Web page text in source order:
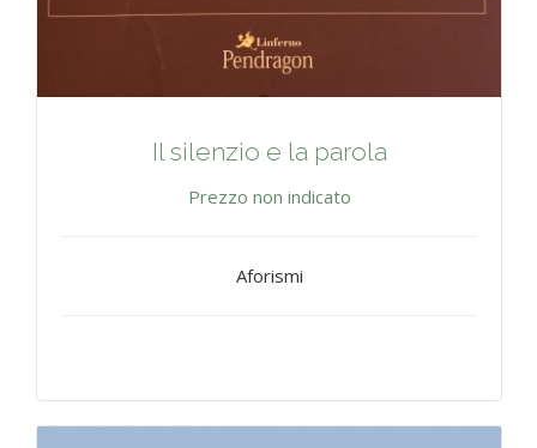
Il silenzio e la parola
Prezzo non indicato
Aforismi